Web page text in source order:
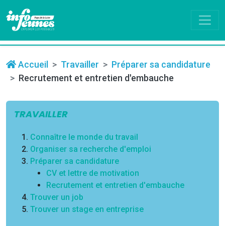
Accueil Travailler
Préparer sa candidature
Recrutement et entretien d'embauche
TRAVAILLER
Connaître le monde du travail
Organiser sa recherche d'emploi
Préparer sa candidature
CV et lettre de motivation
Recrutement et entretien d'embauche
Trouver un job
Trouver un stage en entreprise